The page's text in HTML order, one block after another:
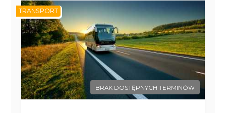
BRAK DOSTĘPNYCH TERMINÓW
TRANSPORT